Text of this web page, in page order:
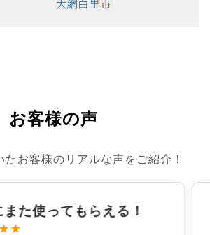
大網白里市
お客様の声
たお客様のリアルな声をご紹介！
た使ってもらえる！